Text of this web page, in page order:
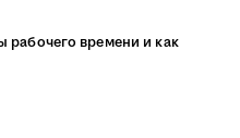
рабочего времени и как